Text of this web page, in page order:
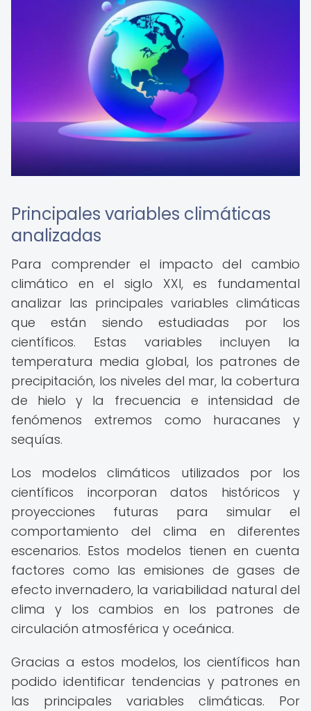
Principales variables climáticas
analizadas
Para comprender el impacto del cambio
climático en el siglo XXI, es fundamental
analizar las principales variables climáticas
que están siendo estudiadas por los
científicos. Estas variables incluyen la
temperatura media global, los patrones de
precipitación, los niveles del mar, la cobertura
de hielo y la frecuencia e intensidad de
fenómenos extremos como huracanes y
sequías.
Los modelos climáticos utilizados por los
científicos incorporan datos históricos y
proyecciones futuras para simular el
comportamiento del clima en diferentes
escenarios. Estos modelos tienen en cuenta
factores como las emisiones de gases de
efecto invernadero, la variabilidad natural del
clima y los cambios en los patrones de
circulación atmosférica y oceánica.
Gracias a estos modelos, los científicos han
podido identificar tendencias y patrones en
las principales variables climáticas. Por